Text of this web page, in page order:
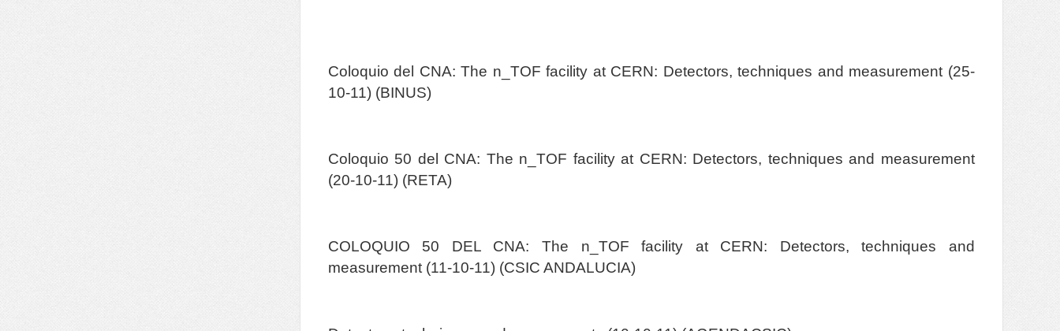
Coloquio del CNA: The n_TOF facility at CERN: Detectors, techniques and measurement (25-
10-11) (BINUS)
Coloquio 50 del CNA: The n_TOF facility at CERN: Detectors, techniques and measurement
(20-10-11) (RETA)
COLOQUIO 50 DEL CNA: The n_TOF facility at CERN: Detectors, techniques and
measurement (11-10-11) (CSIC ANDALUCIA)